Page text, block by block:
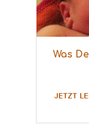
Was
JETZT